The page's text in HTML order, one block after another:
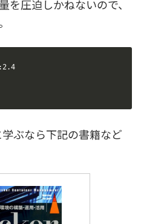
を圧迫しかねないので、
ぶなら下記の書籍など